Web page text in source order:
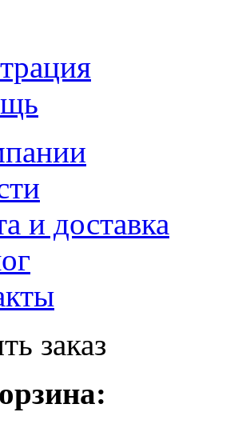
и доставка
заказ